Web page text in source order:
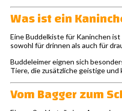
Was ist ein
Eine Buddelkiste für Kaninchen
sowohl für drinnen als auch für
Buddeleimer eignen sich
Tiere, die zusätzliche geistige
Vom Bagger zum